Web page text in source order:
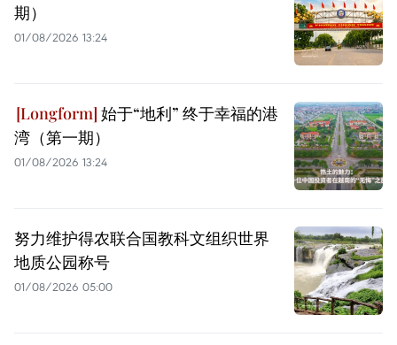
期）
01/08/2026 13:24
始于“地利” 终于幸福的港
湾（第一期）
01/08/2026 13:24
努力维护得农联合国教科文组织世界
地质公园称号
01/08/2026 05:00